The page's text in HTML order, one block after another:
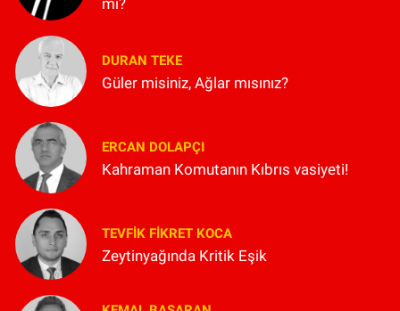
mi?
DURAN TEKE
Güler misiniz, Ağlar mısınız?
ERCAN DOLAPÇI
Kahraman Komutanın Kıbrıs vasiyeti!
TEVFIK FIKRET KOCA
Zeytinyağında Kritik Eşik